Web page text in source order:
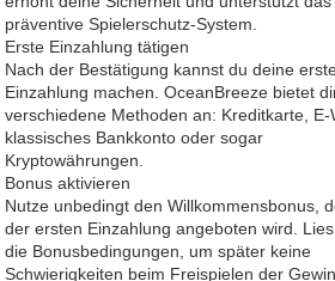
präventive Spielerschutz-System.
Erste Einzahlung tätigen
Nach der Bestätigung kannst du deine
Einzahlung machen. OceanBreeze bietet
verschiedene Methoden an: Kreditkarte, E-
klassisches Bankkonto oder sogar
Kryptowährungen.
Bonus aktivieren
Nutze unbedingt den Willkommensbonus,
der ersten Einzahlung angeboten wird.
die Bonusbedingungen, um später keine
Schwierigkeiten beim Freispielen der